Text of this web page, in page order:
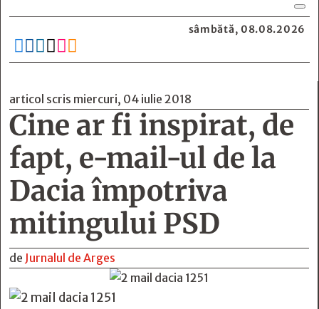
sâmbătă, 08.08.2026
     
articol scris miercuri, 04 iulie 2018
Cine ar fi inspirat, de
fapt, e-mail-ul de la
Dacia împotriva
mitingului PSD
de Jurnalul de Arges